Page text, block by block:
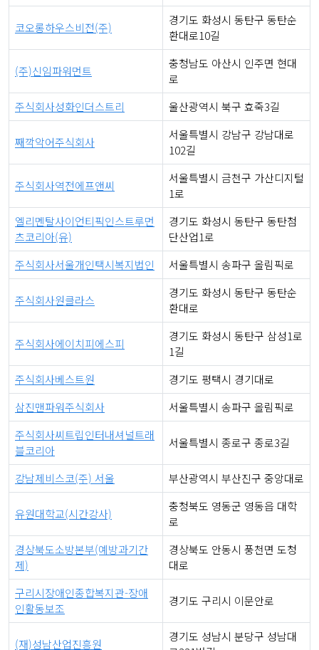
코오롱하우스비전(주)
경기도 화성시 동탄구 동탄순
환대로10길
(주)신임파워먼트
충청남도 아산시 인주면 현대
로
주식회사성화인더스트리
울산광역시 북구 효죽3길
째깍악어주식회사
서울특별시 강남구 강남대로
102길
주식회사역전에프앤씨
서울특별시 금천구 가산디지털
1로
엘리멘탈사이언티픽인스트루먼
츠코리아(유)
경기도 화성시 동탄구 동탄첨
단산업1로
주식회사서울개인택시복지법인
서울특별시 송파구 올림픽로
주식회사원클라스
경기도 화성시 동탄구 동탄순
환대로
주식회사에이치피에스피
경기도 화성시 동탄구 삼성1로
1길
주식회사베스트원
경기도 평택시 경기대로
삼진맨파워주식회사
서울특별시 송파구 올림픽로
주식회사씨트립인터내셔널트래
블코리아
서울특별시 종로구 종로3길
강남제비스코(주) 서울 부산광역시 부산진구 중앙대로
유원대학교(시간강사)
충청북도 영동군 영동읍 대학
로
경상북도소방본부(예방과기간
제)
경상북도 안동시 풍천면 도청
대로
구리시장애인종합복지관-장애
인활동보조
경기도 구리시 이문안로
(재)성남산업진흥원
경기도 성남시 분당구 성남대